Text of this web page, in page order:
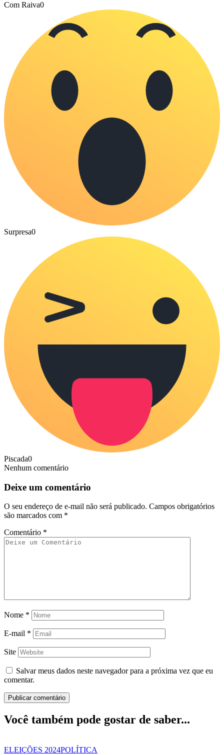
Com Raiva0
Surpresa0
Piscada0
Nenhum comentário
Deixe um comentário
O seu endereço de e-mail não será publicado. Campos obrigatórios
são marcados com *
Comentário *
Nome *
E-mail *
Site
Salvar meus dados neste navegador para a próxima vez que eu
comentar.
Você também pode gostar de saber...
ELEIÇÕES 2024POLÍTICA